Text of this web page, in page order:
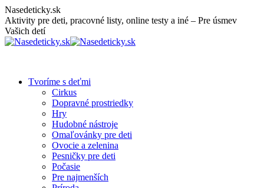
Skip
to
content
Nasedeticky.sk
Aktivity pre deti, pracovné listy, online testy a iné – Pre úsmev
Vašich detí
Tvoríme s deťmi
Cirkus
Dopravné prostriedky
Hry
Hudobné nástroje
Omaľovánky pre deti
Ovocie a zelenina
Pesničky pre deti
Počasie
Pre najmenších